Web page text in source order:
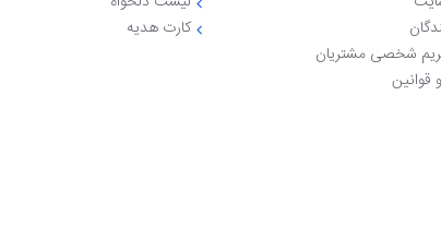
شخصی مشتریان
قوانین
کارت هدیه